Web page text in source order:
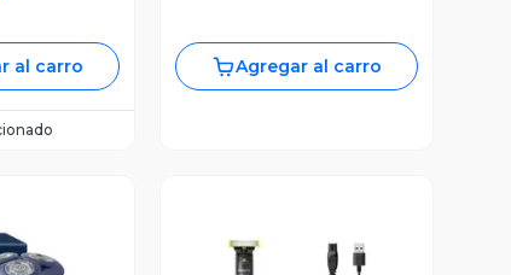
al carro Agregar al carro